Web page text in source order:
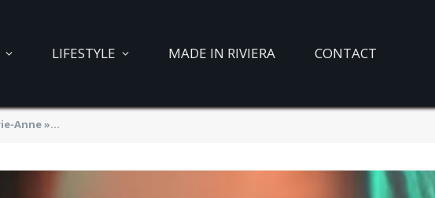
LIFESTYLE MADE IN RIVIERA CONTACT
Anne »…